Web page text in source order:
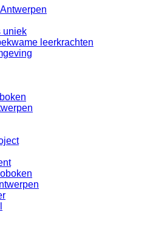
uniek
leerkrachten